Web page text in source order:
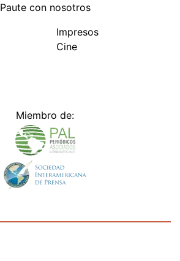
Paute con nosotros
Impresos
Cine
Miembro de: